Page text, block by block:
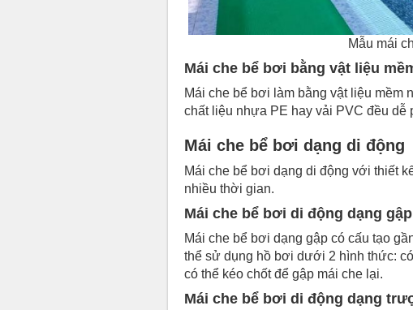
Mẫu mái
Mái che bể bơi bằng vật liệu
Mái che bể bơi làm bằng vật liệu
chất liệu nhựa PE hay vải PVC đều
Mái che bể bơi dạng di động
Mái che bể bơi dạng di động với thiết
nhiều thời gian.
Mái che bể bơi di động dạng gập
Mái che bể bơi dạng gập có cấu tạo
thể sử dụng hồ bơi dưới 2 hình thức:
có thể kéo chốt để gập mái che lại.
Mái che bể bơi di động dạng